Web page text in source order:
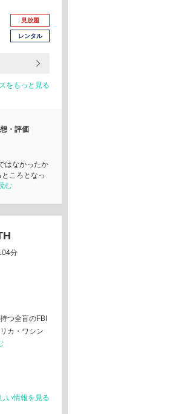
見放題
レンタル
をもっと見る
・評価
はなかったか
ころとなっ
む
分
つ全盲のFBI
カ・ワシン
い情報を見る